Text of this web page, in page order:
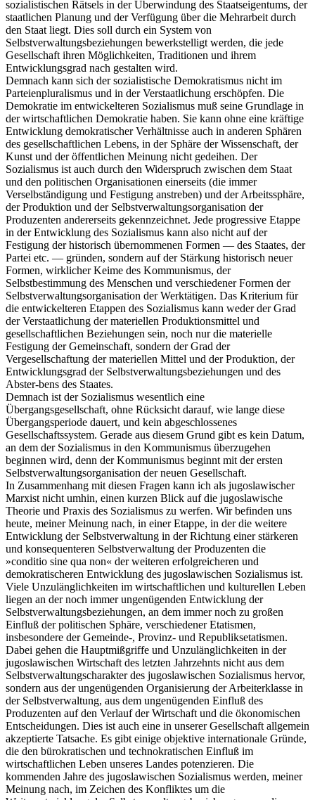
sozialistischen Rätsels in der Überwindung des Staatseigentums, der
staatlichen Planung und der Verfügung über die Mehrarbeit durch
den Staat liegt. Dies soll durch ein System von
Selbstverwaltungsbeziehungen bewerkstelligt werden, die jede
Gesellschaft ihren Möglichkeiten, Traditionen und ihrem
Entwicklungsgrad nach gestalten wird.
Demnach kann sich der sozialistische Demokratismus nicht im
Parteienpluralismus und in der Verstaatlichung erschöpfen. Die
Demokratie im entwickelteren Sozialismus muß seine Grundlage in
der wirtschaftlichen Demokratie haben. Sie kann ohne eine kräftige
Entwicklung demokratischer Verhältnisse auch in anderen Sphären
des gesellschaftlichen Lebens, in der Sphäre der Wissenschaft, der
Kunst und der öffentlichen Meinung nicht gedeihen. Der
Sozialismus ist auch durch den Widerspruch zwischen dem Staat
und den politischen Organisationen einerseits (die immer
Verselbständigung und Festigung anstreben) und der Arbeitssphäre,
der Produktion und der Selbstverwaltungsorganisation der
Produzenten andererseits gekennzeichnet. Jede progressive Etappe
in der Entwicklung des Sozialismus kann also nicht auf der
Festigung der historisch übernommenen Formen — des Staates, der
Partei etc. — gründen, sondern auf der Stärkung historisch neuer
Formen, wirklicher Keime des Kommunismus, der
Selbstbestimmung des Menschen und verschiedener Formen der
Selbstverwaltungsorganisation der Werktätigen. Das Kriterium für
die entwickelteren Etappen des Sozialismus kann weder der Grad
der Verstaatlichung der materiellen Produktionsmittel und
gesellschaftlichen Beziehungen sein, noch nur die materielle
Festigung der Gemeinschaft, sondern der Grad der
Vergesellschaftung der materiellen Mittel und der Produktion, der
Entwicklungsgrad der Selbstverwaltungsbeziehungen und des
Abster-bens des Staates.
Demnach ist der Sozialismus wesentlich eine
Übergangsgesellschaft, ohne Rücksicht darauf, wie lange diese
Übergangsperiode dauert, und kein abgeschlossenes
Gesellschaftssystem. Gerade aus diesem Grund gibt es kein Datum,
an dem der Sozialismus in den Kommunismus überzugehen
beginnen wird, denn der Kommunismus beginnt mit der ersten
Selbstverwaltungsorganisation der neuen Gesellschaft.
In Zusammenhang mit diesen Fragen kann ich als jugoslawischer
Marxist nicht umhin, einen kurzen Blick auf die jugoslawische
Theorie und Praxis des Sozialismus zu werfen. Wir befinden uns
heute, meiner Meinung nach, in einer Etappe, in der die weitere
Entwicklung der Selbstverwaltung in der Richtung einer stärkeren
und konsequenteren Selbstverwaltung der Produzenten die
»conditio sine qua non« der weiteren erfolgreicheren und
demokratischeren Entwicklung des jugoslawischen Sozialismus ist.
Viele Unzulänglichkeiten im wirtschaftlichen und kulturellen Leben
liegen an der noch immer ungenügenden Entwicklung der
Selbstverwaltungsbeziehungen, an dem immer noch zu großen
Einfluß der politischen Sphäre, verschiedener Etatismen,
insbesondere der Gemeinde-, Provinz- und Republiksetatismen.
Dabei gehen die Hauptmißgriffe und Unzulänglichkeiten in der
jugoslawischen Wirtschaft des letzten Jahrzehnts nicht aus dem
Selbstverwaltungscharakter des jugoslawischen Sozialismus hervor,
sondern aus der ungenügenden Organisierung der Arbeiterklasse in
der Selbstverwaltung, aus dem ungenügenden Einfluß des
Produzenten auf den Verlauf der Wirtschaft und die ökonomischen
Entscheidungen. Dies ist auch eine in unserer Gesellschaft allgemein
akzeptierte Tatsache. Es gibt einige objektive internationale Gründe,
die den bürokratischen und technokratischen Einfluß im
wirtschaftlichen Leben unseres Landes potenzieren. Die
kommenden Jahre des jugoslawischen Sozialismus werden, meiner
Meinung nach, im Zeichen des Konfliktes um die